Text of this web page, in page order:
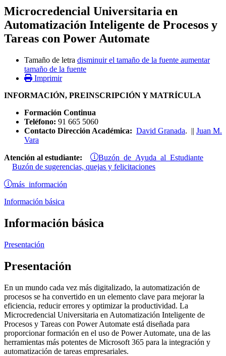
Microcredencial Universitaria en
Automatización Inteligente de Procesos y
Tareas con Power Automate
Tamaño de letra disminuir el tamaño de la fuente aumentar
tamaño de la fuente
Imprimir
INFORMACIÓN, PREINSCRIPCIÓN Y MATRÍCULA
Formación Continua
Teléfono: 91 665 5060
Contacto Dirección Académica: David Granada. || Juan M.
Vara
Atención al estudiante: Buzón de Ayuda al Estudiante
Buzón de sugerencias, quejas y felicitaciones
más información
Información básica
Información básica
Presentación
Presentación
En un mundo cada vez más digitalizado, la automatización de
procesos se ha convertido en un elemento clave para mejorar la
eficiencia, reducir errores y optimizar la productividad. La
Microcredencial Universitaria en Automatización Inteligente de
Procesos y Tareas con Power Automate está diseñada para
proporcionar formación en el uso de Power Automate, una de las
herramientas más potentes de Microsoft 365 para la integración y
automatización de tareas empresariales.